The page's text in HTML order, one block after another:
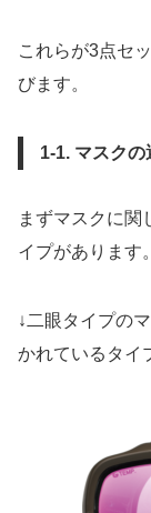
これらが3点セ
びます。
1-1. マスクの
まずマスクに関
イプがあります。
↓二眼タイプの
かれているタイ